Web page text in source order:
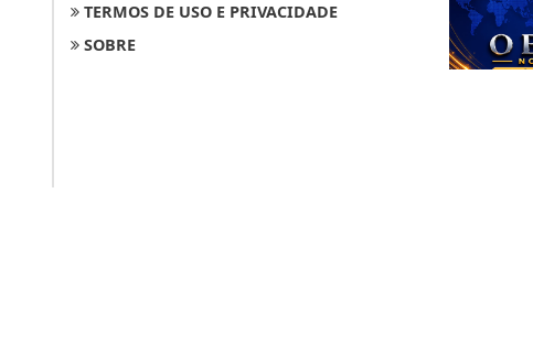
TERMOS DE USO E PRIVACIDADE
SOBRE